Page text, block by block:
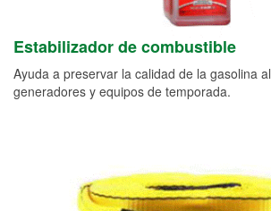
Estabilizador de combustible
Ayuda a preservar la calidad de la gasolina
generadores y equipos de temporada.